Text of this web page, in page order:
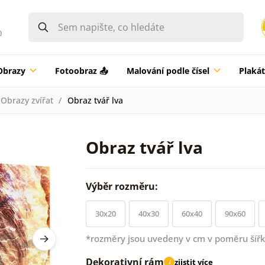
Fotoobraz 📤 Malování podle čísel
Obrazy zvířat Obraz tvář lva
Obraz tvář lva
Výběr rozměru:
30x20 40x30 60x40 90x60
*rozměry jsou uvedeny v cm v poměru
Dekorativní rám i zjistit více